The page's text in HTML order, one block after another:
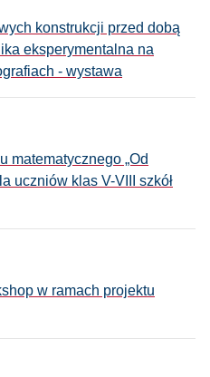
konstrukcji przed dobą
eksperymentalna na
- wystawa
matematycznego „Od
uczniów klas V-VIII szkół
w ramach projektu